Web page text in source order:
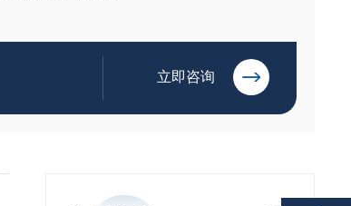
立即咨询